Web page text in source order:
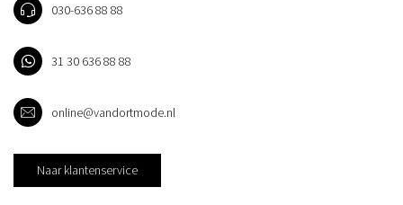
030-636 88 88
31 30 636 88 88
online@vandortmode.nl
Naar klantenservice